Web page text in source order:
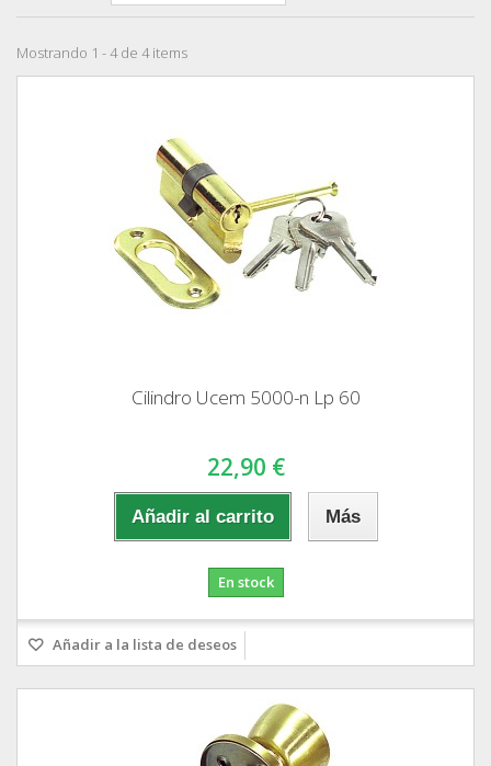
Mostrando 1 - 4 de 4 items
Cilindro Ucem 5000-n Lp 60
22,90 €
Añadir al carrito Más
En stock
Añadir a la lista de deseos